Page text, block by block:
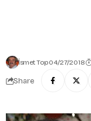
İsmet Top04/27/2018
Share